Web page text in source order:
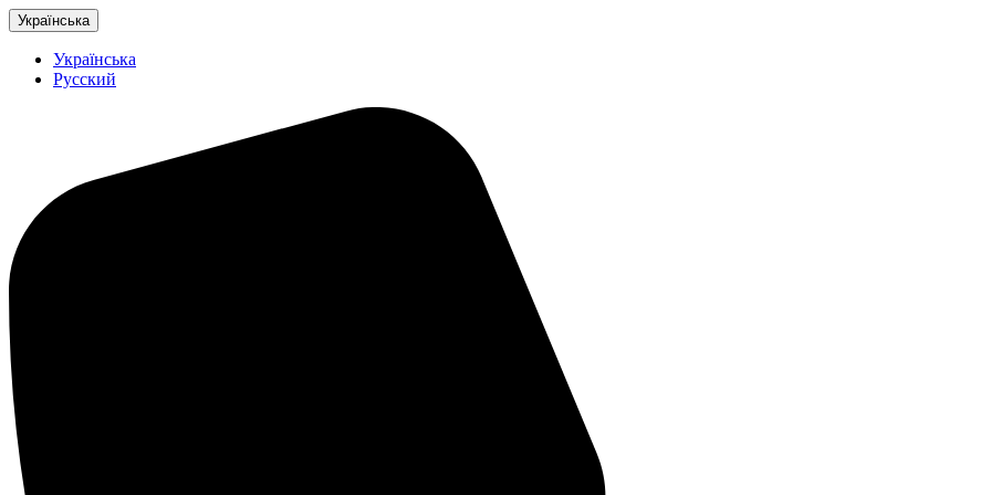
Українська
Українська
Русский